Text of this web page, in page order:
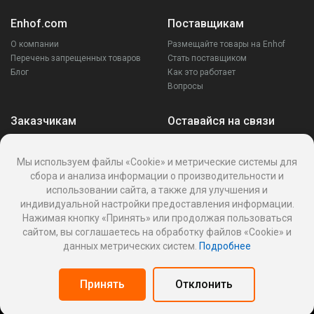
Enhof.com
О компании
Перечень запрещенных товаров
Блог
Поставщикам
Размещайте товары на Enhof
Стать поставщиком
Как это работает
Вопросы
Заказчикам
Написать поставщику
Реквизиты
Оставайся на связи
Политика обработки персональных данных
Оферта пользования информационной платформой
Панель поставщика
© 2026
Мы используем файлы «Cookie» и метрические системы для
сбора и анализа информации о производительности и
использовании сайта, а также для улучшения и
индивидуальной настройки предоставления информации.
Нажимая кнопку «Принять» или продолжая пользоваться
сайтом, вы соглашаетесь на обработку файлов «Cookie» и
данных метрических систем. Подробнее
Принять Отклонить